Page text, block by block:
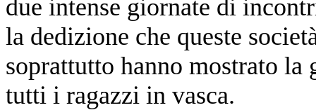
due intense giornate di
la dedizione che queste
soprattutto hanno mostrato la
tutti i ragazzi in vasca.